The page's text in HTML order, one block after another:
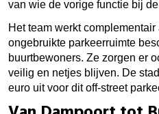
van wie de vorige functie bij
Het team werkt
ongebruikte parkeerruimte
buurtbewoners. Ze zorgen er
veilig en netjes blijven. De
euro uit voor dit off-street